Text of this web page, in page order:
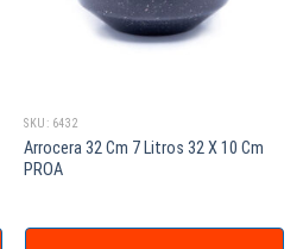
SKU: 6432
Arrocera 32 Cm 7 Litros 32 X 10 Cm
PROA